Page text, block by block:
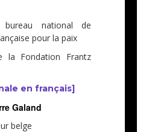
national de
pour la paix
la Fondation Frantz
en français]
Galand
belge